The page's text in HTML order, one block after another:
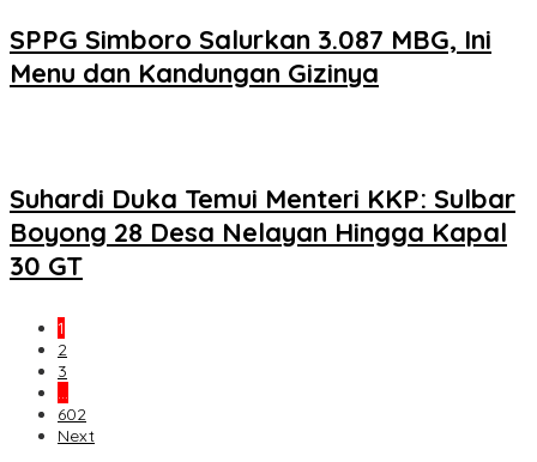
SPPG Simboro Salurkan 3.087 MBG, Ini
Menu dan Kandungan Gizinya
Suhardi Duka Temui Menteri KKP: Sulbar
Boyong 28 Desa Nelayan Hingga Kapal
30 GT
1
2
3
…
602
Next